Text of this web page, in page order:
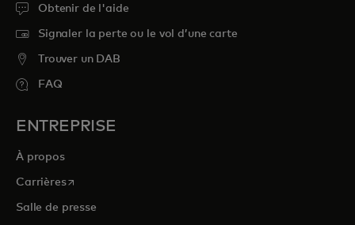
Obtenir de l'aide
Signaler la perte ou le vol d’une carte
Trouver un DAB
FAQ
ENTREPRISE
À propos
Carrièress’ouvre dans un nouvel onglet
Salle de presse